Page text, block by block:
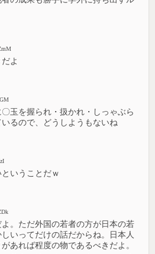
よ
玉を握られ・扱かれ・しっゃぶら
るので、どうしようもないね
いうことだｗ
。ただ外国の若者の方が日本の若
いってだけの話だからね。日本人
あれば程度の物であるべきだよ。